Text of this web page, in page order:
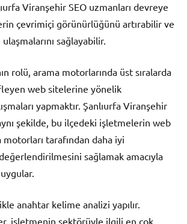
Viranşehir SEO uzmanları devreye
çevrimiçi görünürlüğünü artırabilir ve
sağlayabilir.
rolü, arama motorlarında üst sıralarda
web sitelerine yönelik
yapmaktır. Şanlıurfa Viranşehir
şekilde, bu ilçedeki işletmelerin web
tarafından daha iyi
değerlendirilmesini sağlamak amacıyla
anahtar kelime analizi yapılır.
işletmenin sektörüyle ilgili en çok